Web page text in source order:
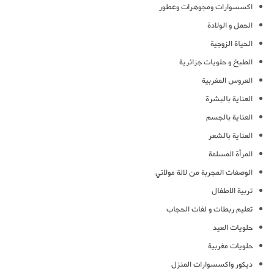
اكسسوارات ومجوهرات وعطور
الحمل و الولادة
الحياة الزوجية
الطبخ و حلويات جزائرية
العروس المغربية
العناية بالبشرة
العناية بالجسم
العناية بالشعر
المرأة المسلمة
الوصفات المجربة من لالة مولاتي
تربية الاطفال
تعليم ربطات و لفات الحجاب
حلويات العيد
حلويات مغربية
ديكور واكسسوارات المنزل